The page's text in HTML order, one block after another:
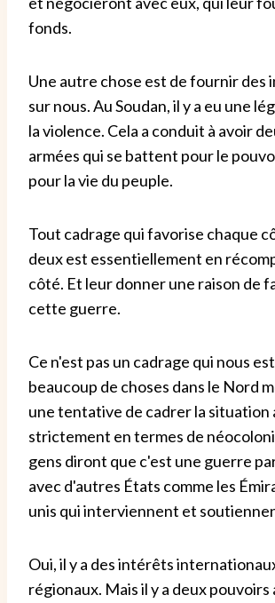
fonds.
Une autre chose est de fournir des
sur nous. Au Soudan, il y a eu une
la violence. Cela a conduit à avoir
armées qui se battent pour le
pour la vie du peuple.
Tout cadrage qui favorise chaque
deux est essentiellement en
côté. Et leur donner une raison de
cette guerre.
Ce n'est pas un cadrage qui nous
beaucoup de choses dans le Nord
une tentative de cadrer la situation
strictement en termes de
gens diront que c'est une guerre
avec d'autres États comme les
unis qui interviennent et
Oui, il y a des intérêts
régionaux. Mais il y a deux pouvoirs